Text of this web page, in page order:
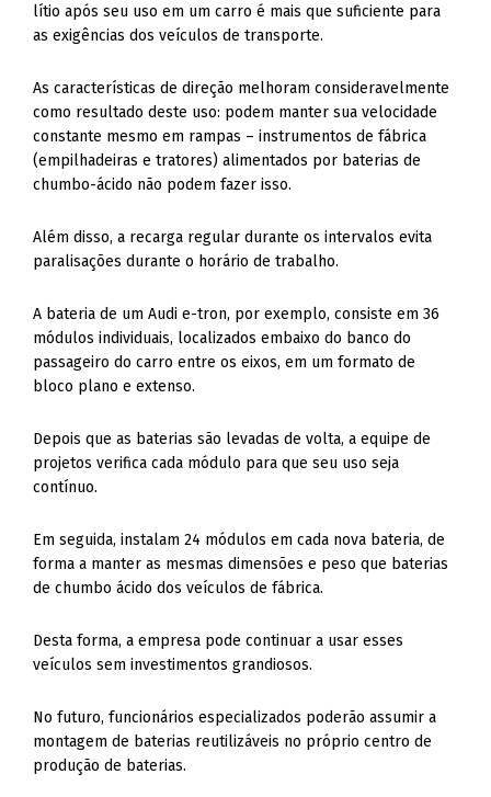
lítio após seu uso em um carro é mais que suficiente para
as exigências dos veículos de transporte.
As características de direção melhoram consideravelmente
como resultado deste uso: podem manter sua velocidade
constante mesmo em rampas – instrumentos de fábrica
(empilhadeiras e tratores) alimentados por baterias de
chumbo-ácido não podem fazer isso.
Além disso, a recarga regular durante os intervalos evita
paralisações durante o horário de trabalho.
A bateria de um Audi e-tron, por exemplo, consiste em 36
módulos individuais, localizados embaixo do banco do
passageiro do carro entre os eixos, em um formato de
bloco plano e extenso.
Depois que as baterias são levadas de volta, a equipe de
projetos verifica cada módulo para que seu uso seja
contínuo.
Em seguida, instalam 24 módulos em cada nova bateria, de
forma a manter as mesmas dimensões e peso que baterias
de chumbo ácido dos veículos de fábrica.
Desta forma, a empresa pode continuar a usar esses
veículos sem investimentos grandiosos.
No futuro, funcionários especializados poderão assumir a
montagem de baterias reutilizáveis no próprio centro de
produção de baterias.